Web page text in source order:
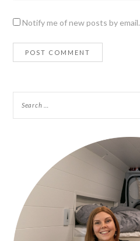
Notify me of new posts by email.